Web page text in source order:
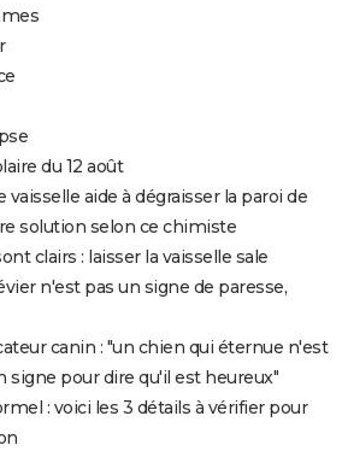
du 12 août
vaisselle aide à dégraisser la paroi de
solution selon ce chimiste
clairs : laisser la vaisselle sale
n'est pas un signe de paresse,
canin : "un chien qui éternue n'est
signe pour dire qu'il est heureux"
: voici les 3 détails à vérifier pour